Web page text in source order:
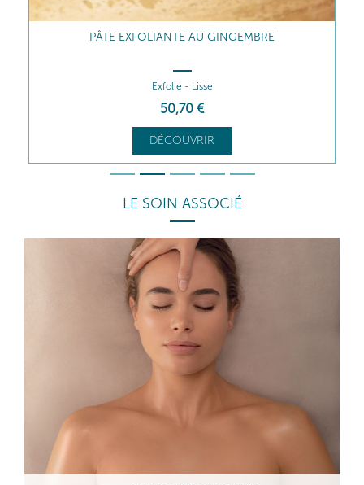
PÂTE EXFOLIANTE AU GINGEMBRE
Exfolie - Lisse
50,70 €
DÉCOUVRIR
LE SOIN ASSOCIÉ